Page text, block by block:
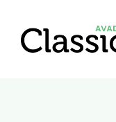
content